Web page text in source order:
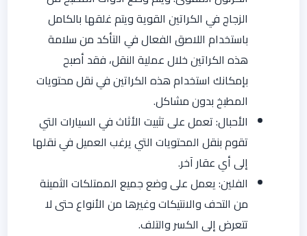
الزجاج في الكراتين القوية ويتم غلقها بالكامل
باستخدام اللاصق الفعال في التأكد من سلامة
هذه الكراتين خلال عملية النقل، فقد أصبح
بإمكانك استخدام هذه الكراتين في نقل محتويات
المطبخ بدون مشاكل.
الأحبال: تعمل على تثبيت الأثاث في السيارات التي
تقوم بنقل المحتويات التي يرغب العميل في نقلها
إلى أي عقار آخر.
الفلين: يعمل على وضع جميع الممتلكات الثمينة
من التحف والانتيكات وغيرها من الأنواع حتى لا
تتعرض إلى الكسر والتلف.